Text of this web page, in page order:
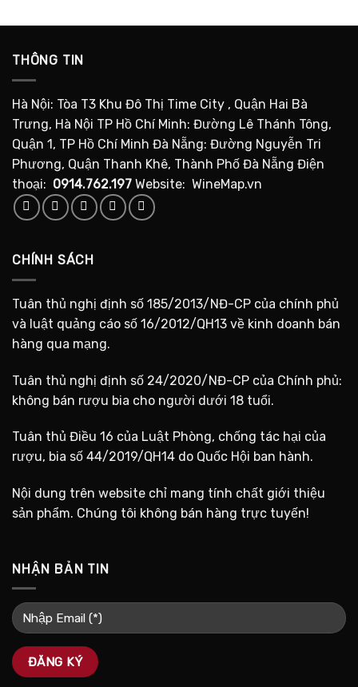
THÔNG TIN
Hà Nội: Tòa T3 Khu Đô Thị Time City , Quận Hai Bà
Trưng, Hà Nội TP Hồ Chí Minh: Đường Lê Thánh Tông,
Quận 1, TP Hồ Chí Minh Đà Nẵng: Đường Nguyễn Tri
Phương, Quận Thanh Khê, Thành Phố Đà Nẵng Điện
thoại: 0914.762.197 Website: WineMap.vn
CHÍNH SÁCH
Tuân thủ nghị định số 185/2013/NĐ-CP của chính phủ
và luật quảng cáo số 16/2012/QH13 về kinh doanh bán
hàng qua mạng.
Tuân thủ nghị định số 24/2020/NĐ-CP của Chính phủ:
không bán rượu bia cho người dưới 18 tuổi.
Tuân thủ Điều 16 của Luật Phòng, chống tác hại của
rượu, bia số 44/2019/QH14 do Quốc Hội ban hành.
Nội dung trên website chỉ mang tính chất giới thiệu
sản phẩm. Chúng tôi không bán hàng trực tuyến!
NHẬN BẢN TIN